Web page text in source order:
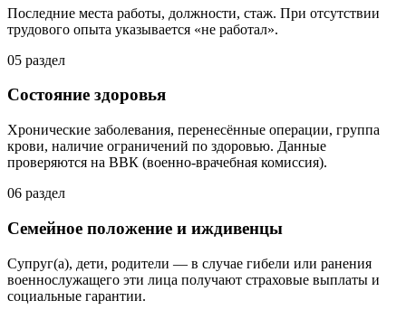
Последние места работы, должности, стаж. При отсутствии
трудового опыта указывается «не работал».
05 раздел
Состояние здоровья
Хронические заболевания, перенесённые операции, группа
крови, наличие ограничений по здоровью. Данные
проверяются на ВВК (военно-врачебная комиссия).
06 раздел
Семейное положение и иждивенцы
Супруг(а), дети, родители — в случае гибели или ранения
военнослужащего эти лица получают страховые выплаты и
социальные гарантии.